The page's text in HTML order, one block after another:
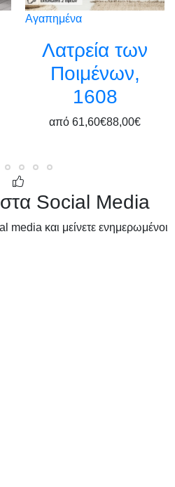
Αγαπημένα
Λατρεία των
Ποιμένων,
1608
από 61,60€88,00€
Social Media
και μείνετε ενημερωμένοι